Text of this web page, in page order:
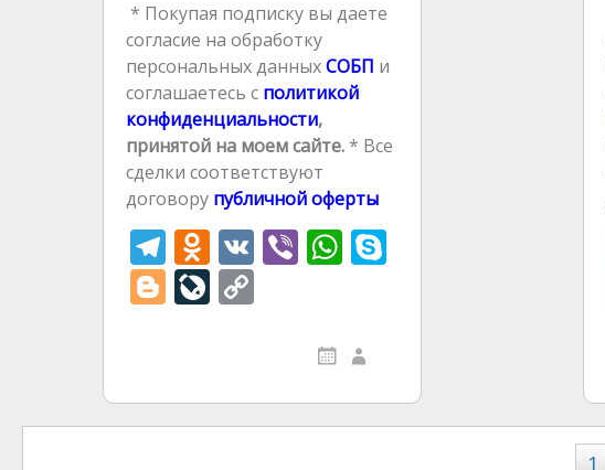
* Покупая подписку вы даете
согласие на обработку
персональных данныхСОБП и
соглашаетесь сполитикой
конфиденциальности,
принятой на моем сайте.* Все
сделки соответствуют
договору публичной оферты
T
el
e
m
O
d
n
as
V
K
Vi W
s
p
S
Bl
g
er
Li
o
u
C
y
Li
1